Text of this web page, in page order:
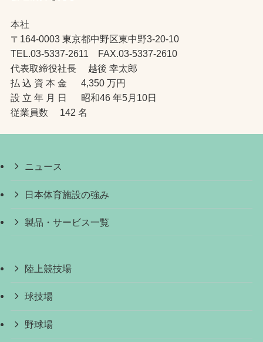
本社
〒164-0003 東京都中野区東中野3-20-10
TEL.03-5337-2611 FAX.03-5337-2610
代表取締役社長 越後 幸太郎
払 込 資 本 金 4,350 万円
設 立 年 月 日 昭和46 年5月10日
従業員数 142 名
ニュース
日本体育施設の強み
製品・サービス一覧
陸上競技場
球技場
野球場